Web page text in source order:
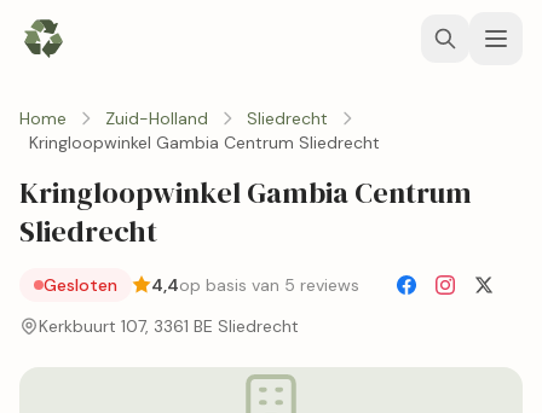
Home Zuid-Holland
Sliedrecht
Kringloopwinkel Gambia Centrum Sliedrecht
Kringloopwinkel Gambia Centrum
Sliedrecht
Gesloten 4,4op basis van 5 reviews
Kerkbuurt 107, 3361 BE Sliedrecht